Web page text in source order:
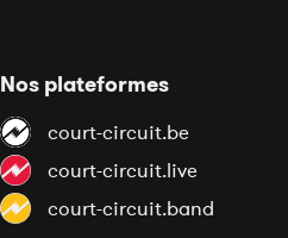
Nos plateformes
court-circuit.be
court-circuit.live
court-circuit.band